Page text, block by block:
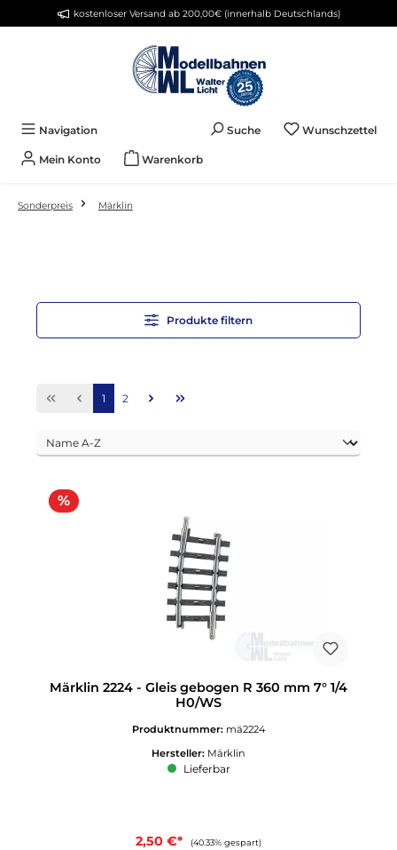
Zum Hauptinhalt springenkostenloser Versand ab 200,00€ (innerhalb Deutschlands)
Navigation Suche WunschzettelDu
Mein Konto Warenkorb
Sonderpreis Märklin
Produkte filtern
Seite
1 Seite
2
%Rabatt
Märklin 2224 - Gleis gebogen R 360 mm 7° 1/4
H0/WS
Produktnummer: mä2224
Hersteller: Märklin
Lieferbar
2,50 €* (40.33% gespart)